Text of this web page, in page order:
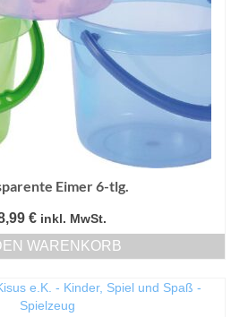
Eimer 6-tlg.
€ inkl. MwSt.
WARENKORB